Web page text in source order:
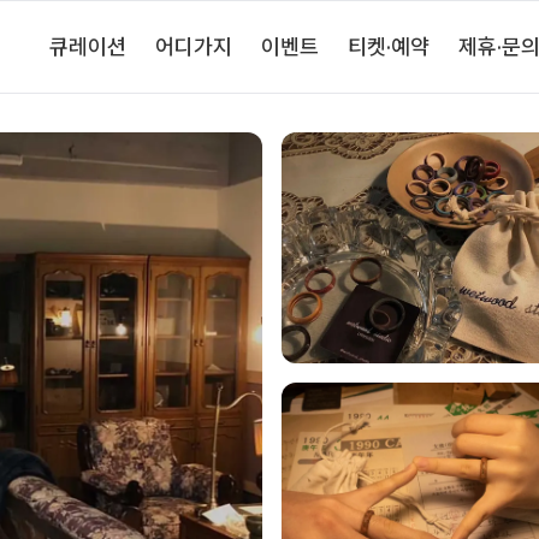
큐레이션 어디가지 이벤트 티켓·예약 제휴·문